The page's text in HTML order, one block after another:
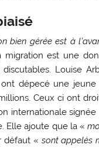
bien gérée est à
migration est une
discutables. Louise
dépecé une
Ceux ci ont
internationale
Elle ajoute que la «
défaut « sont appelés